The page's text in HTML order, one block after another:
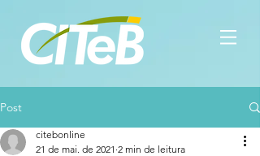
Post
citebonline
21 de mai. de 2021 2 min de leitura